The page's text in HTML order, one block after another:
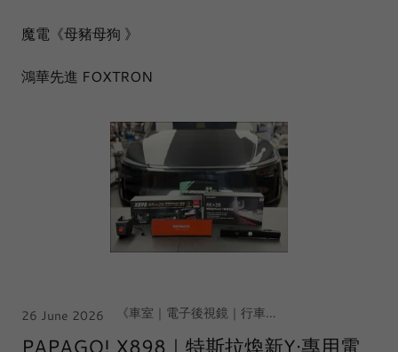
魔電《母豬母狗 》
鴻華先進 FOXTRON
26 June 2026 《車室｜電子後視鏡｜行車記錄器》, 【北台灣｜中壢·大江店】, Tesla Model Y Juniper 煥新Y
PAPAGO! X898｜特斯拉煥新Y·專用電